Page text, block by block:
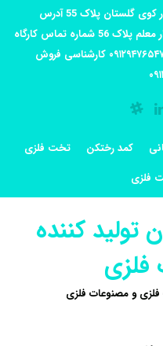
آدرس کارگاه تولیدی: تهران-شهریار کوی گلستان پلاک 55 آدرس
فروشگاه:تهران شهر قدس شهرک فرزان بلوار معلم پلاک 56 شماره تماس کارگاه
۰۲۱_۴۶۸۳۵۱۸۸ تماس با مدیر فروش ۰۹۱۲۹۴۷۶۵۴۷ کارشناسی فروش
کمد رختکن
تخت فلزی
فلزی
تولید کننده
فلزی
فلزی و مصنوعات فلزی